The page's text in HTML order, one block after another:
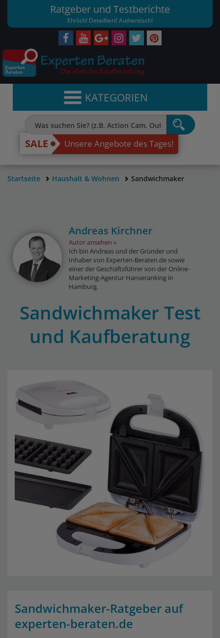
Ratgeber und Testberichte
Ehrlich! Detailliert! Authentisch!
KATEGORIEN
SALE Unsere Angebote des Tages!
Startseite Haushalt & Wohnen Sandwichmaker
Andreas Kirchner
Autor ansehen
Ich bin Andreas und der Gründer und
Inhaber von Experten-Beraten.de sowie
einer der Geschäftsführer von der Online-
Marketing-Agentur Hanseranking in
Hamburg.
Sandwichmaker Test
und Kaufberatung
Sandwichmaker-Ratgeber auf
experten-beraten.de